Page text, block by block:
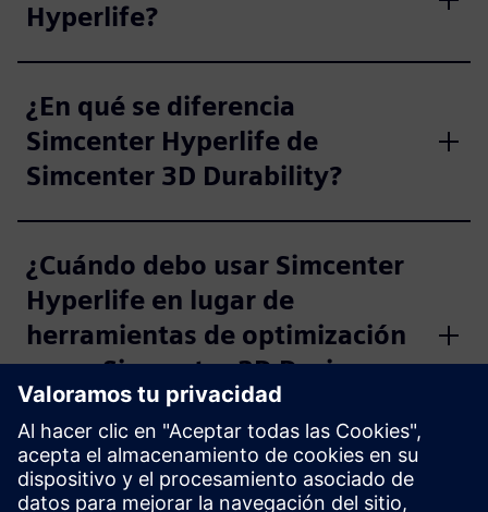
Hyperlife?
¿En qué se diferencia
Simcenter Hyperlife de
Simcenter 3D Durability?
¿Cuándo debo usar Simcenter
Hyperlife en lugar de
herramientas de optimización
como Simcenter 3D Design
Space Exploration?
¿Puede Simcenter Hyperlife